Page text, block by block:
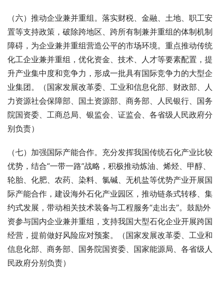
（六）推动企业兼并重组。落实财税、金融、土地、职工安
置等支持政策，破除跨地区、跨所有制兼并重组的体制机制
障碍，为企业兼并重组营造公平的市场环境。重点推动传统
化工企业兼并重组，优化资金、技术、人才等要素配置，提
升产业集中度和竞争力，形成一批具有国际竞争力的大型企
业集团。（国家发展改革委、工业和信息化部、财政部、人
力资源社会保障部、国土资源部、商务部、人民银行、国务
院国资委、工商总局、银监会、证监会、各省级人民政府分
别负责）
（七）加强国际产能合作。充分发挥我国传统石化产业比较
优势，结合“一带一路”战略，积极推动炼油、烯烃、甲醇、
轮胎、化肥、农药、染料、氯碱、无机盐等优势产业开展国
际产能合作，建设海外石化产业园区，推动链条式转移、集
约式发展，带动相关技术装备与工程服务“走出去”。鼓励外
资参与国内企业兼并重组，支持我国大型石化企业开展跨国
经营，提前做好风险应对预案。（国家发展改革委、工业和
信息化部、商务部、国务院国资委、国家能源局、各省级人
民政府分别负责）